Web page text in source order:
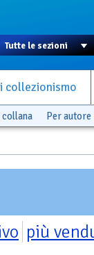
collezionismo
collana Per autore
più